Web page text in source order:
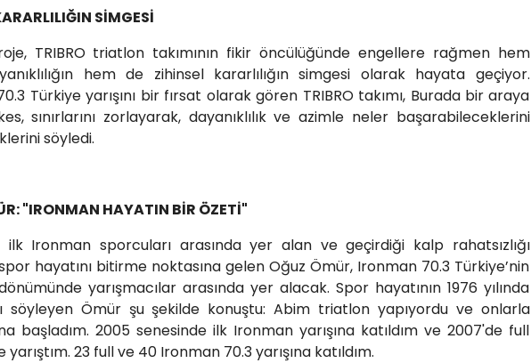
SİMGESİ
TRIBRO triatlon takımının fikir öncülüğünde engellere rağmen hem
hem de zihinsel kararlılığın simgesi olarak hayata geçiyor.
Türkiye yarışını bir fırsat olarak gören TRIBRO takımı, Burada bir araya
sınırlarını zorlayarak, dayanıklılık ve azimle neler başarabileceklerini
söyledi.
"IRONMAN HAYATIN BİR ÖZETİ"
ilk Ironman sporcuları arasında yer alan ve geçirdiği kalp rahatsızlığı
hayatını bitirme noktasına gelen Oğuz Ömür, Ironman 70.3 Türkiye’nin
yarışmacılar arasında yer alacak. Spor hayatının 1976 yılında
söyleyen Ömür şu şekilde konuştu: Abim triatlon yapıyordu ve onlarla
başladım. 2005 senesinde ilk Ironman yarışına katıldım ve 2007'de full
23 full ve 40 Ironman 70.3 yarışına katıldım.